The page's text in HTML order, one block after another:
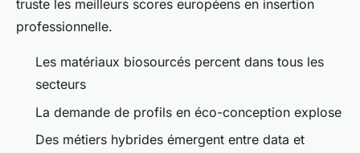
truste les meilleurs scores européens en insertion
professionnelle.
Les matériaux biosourcés percent dans tous les
secteurs
La demande de profils en éco-conception explose
Des métiers hybrides émergent entre data et